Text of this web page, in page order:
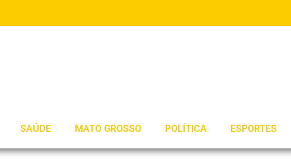
SAÚDE MATO GROSSO POLÍTICA ESPORTES